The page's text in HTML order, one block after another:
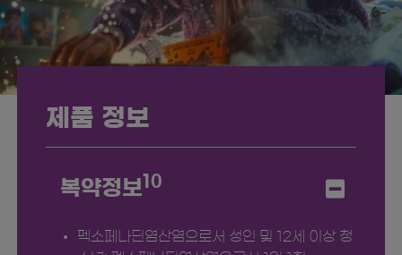
제품 정보
복약정보 10
펙소페나딘염산염으로서 성인 및 12세 이상 청